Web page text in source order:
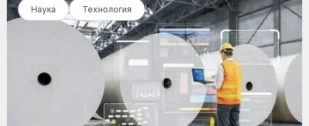
Наука Технология